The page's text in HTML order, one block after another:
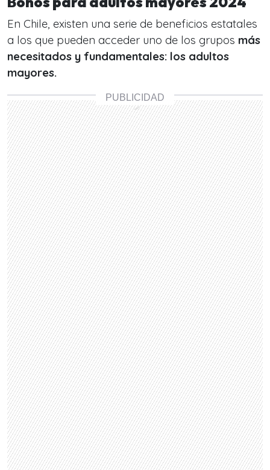
En Chile, existen una serie de beneficios estatales
a los que pueden acceder uno de los grupos más
necesitados y fundamentales: los adultos
mayores.